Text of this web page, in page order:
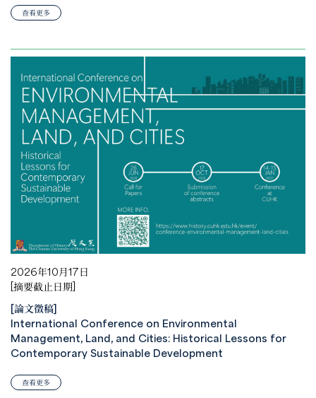
查看更多
2026年10月17日
[摘要截止日期]
[論文徵稿]
International Conference on Environmental
Management, Land, and Cities: Historical Lessons for
Contemporary Sustainable Development
查看更多